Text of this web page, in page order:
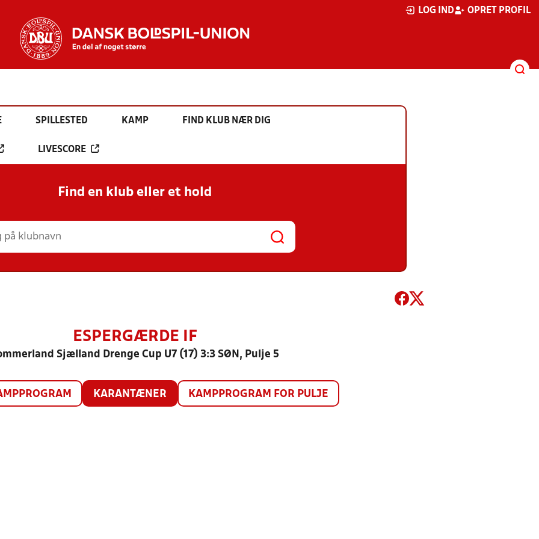
LOG IND OPRET PROFIL
SPILLESTED KAMP FIND KLUB NÆR DIG
LIVESCORE
Find en klub eller et hold
ESPERGÆRDE IF
Sjælland Drenge Cup U7 (17) 3:3 SØN, Pulje 5
KARANTÆNER KAMPPROGRAM FOR PULJE